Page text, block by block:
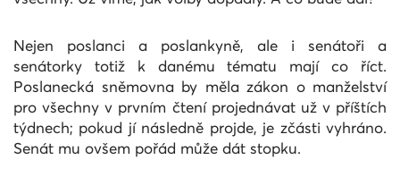
Nejen poslanci a poslankyně, ale i senátoři a
senátorky totiž k danému tématu mají co říct.
Poslanecká sněmovna by měla zákon o manželství
pro všechny v prvním čtení projednávat už v příštích
týdnech; pokud jí následně projde, je zčásti vyhráno.
Senát mu ovšem pořád může dát stopku.